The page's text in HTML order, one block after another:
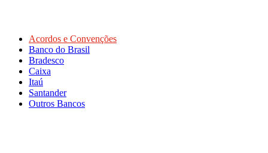
Acordos e Convenções
Banco do Brasil
Bradesco
Caixa
Itaú
Santander
Outros Bancos